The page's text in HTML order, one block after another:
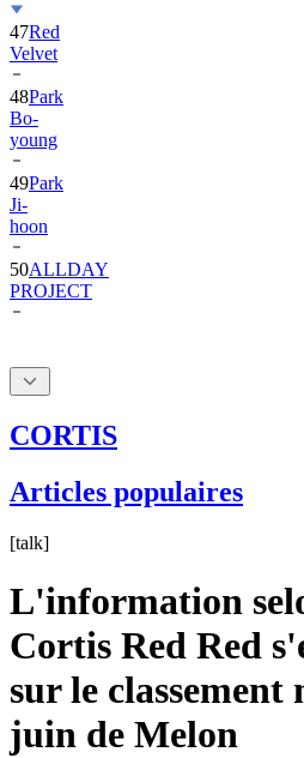
47Red
Velvet
48Park
Bo-
young
49Park
Ji-
hoon
50ALLDAY
PROJECT
CORTIS
Articles populaires
[talk]
L'information
Cortis Red Red
sur le classement
juin de Melon